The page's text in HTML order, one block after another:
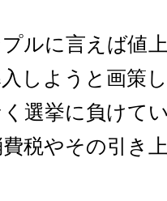
ルに言えば値
しようと画策
選挙に負けて
税やその引き